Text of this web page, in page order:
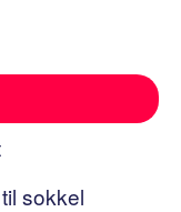
sokkel